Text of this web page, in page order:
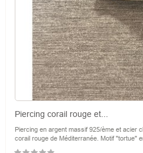
Piercing corail rouge et...
Piercing en argent massif 925/ème et acier
corail rouge de Méditerranée. Motif "tortue"